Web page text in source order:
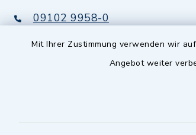
Mit Ihrer Zustimmung verwenden wir
Angebot weiter
09102 9958-0